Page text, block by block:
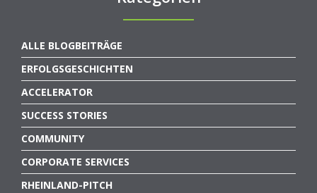
ALLE BLOGBEITRÄGE
ERFOLGSGESCHICHTEN
ACCELERATOR
SUCCESS STORIES
COMMUNITY
CORPORATE SERVICES
RHEINLAND-PITCH